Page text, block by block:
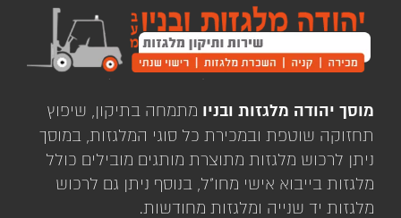
מוסך יהודה מלגזות ובניו מתמחה בתיקון, שיפוץ
תחזוקה שוטפת ובמכירת כל סוגי המלגזות, במוסך
ניתן לרכוש מלגזות מתוצרת מותגים מובילים כולל
מלגזות בייבוא אישי מחו"ל, בנוסף ניתן גם לרכוש
מלגזות יד שנייה ומלגזות מחודשות.